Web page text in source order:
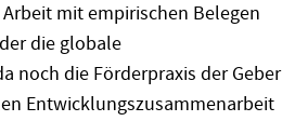
mit empirischen Belegen
die globale
noch die Förderpraxis der Geber
Entwicklungszusammenarbeit